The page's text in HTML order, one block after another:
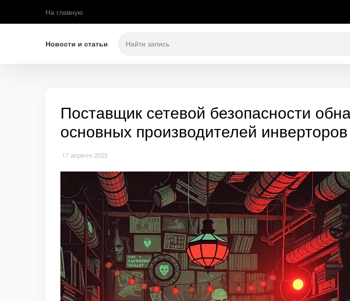
На главную
Новости и статьи
Поставщик сетевой безопасности
основных производителей инверторов
17 апреля 2025